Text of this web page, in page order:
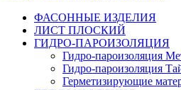
ФАСОННЫЕ ИЗДЕЛИЯ
ЛИСТ ПЛОСКИЙ
ГИДРО-ПАРОИЗОЛЯЦИЯ
Гидро-пароизоляция
Гидро-пароизоляция
Герметизирующие